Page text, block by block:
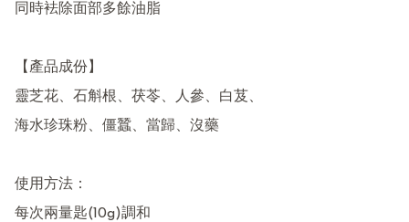
同時袪除面部多餘油脂
【產品成份】
靈芝花、石斛根、茯苓、人參、白芨、
海水珍珠粉、僵蠶、當歸、沒藥
使用方法：
每次兩量匙(10g)調和